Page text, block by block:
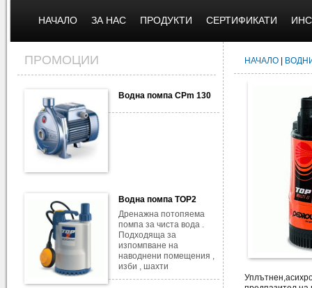
НАЧАЛО ЗА НАС ПРОДУКТИ СЕРТИФИКАТИ
ПРОМОЦИИ
Водна помпа CPm 130
Водна помпа TOP2
Дренажна потопяема
помпа за чиста вода .
Подходяща за
изпомпване на
наводнени помещения ,
изби , шахти
НАЧАЛО